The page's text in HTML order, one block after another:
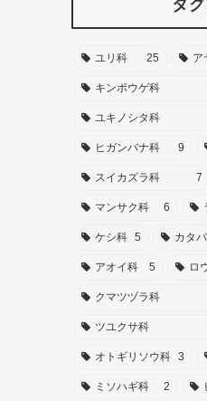
タ
ユリ科 25 ア
キンポウゲ科
ユキノシタ科
ヒガンバナ科 9
スイカズラ科 7
マンサク科 6
ケシ科 5 カタ
アオイ科 5 ロ
クマツヅラ科
ツユクサ科
オトギリソウ科 3
ミソハギ科 2